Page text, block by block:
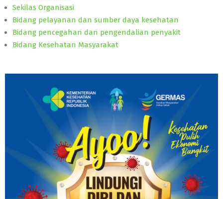
Sekilas Organisasi
Bidang pelayanan dan sumber daya kesehatan
Bidang pencegahan dan pengendalian penyakit
Bidang Kesehatan Masyarakat